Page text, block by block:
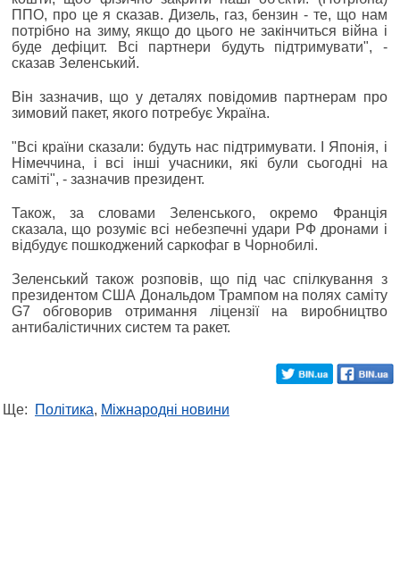
ППО, про це я сказав. Дизель, газ, бензин - те, що нам
потрібно на зиму, якщо до цього не закінчиться війна і
буде дефіцит. Всі партнери будуть підтримувати", -
сказав Зеленський.
Він зазначив, що у деталях повідомив партнерам про
зимовий пакет, якого потребує Україна.
"Всі країни сказали: будуть нас підтримувати. І Японія, і
Німеччина, і всі інші учасники, які були сьогодні на
саміті", - зазначив президент.
Також, за словами Зеленського, окремо Франція
сказала, що розуміє всі небезпечні удари РФ дронами і
відбудує пошкоджений саркофаг в Чорнобилі.
Зеленський також розповів, що під час спілкування з
президентом США Дональдом Трампом на полях саміту
G7 обговорив отримання ліцензії на виробництво
антибалістичних систем та ракет.
Ще: Політика, Міжнародні новини